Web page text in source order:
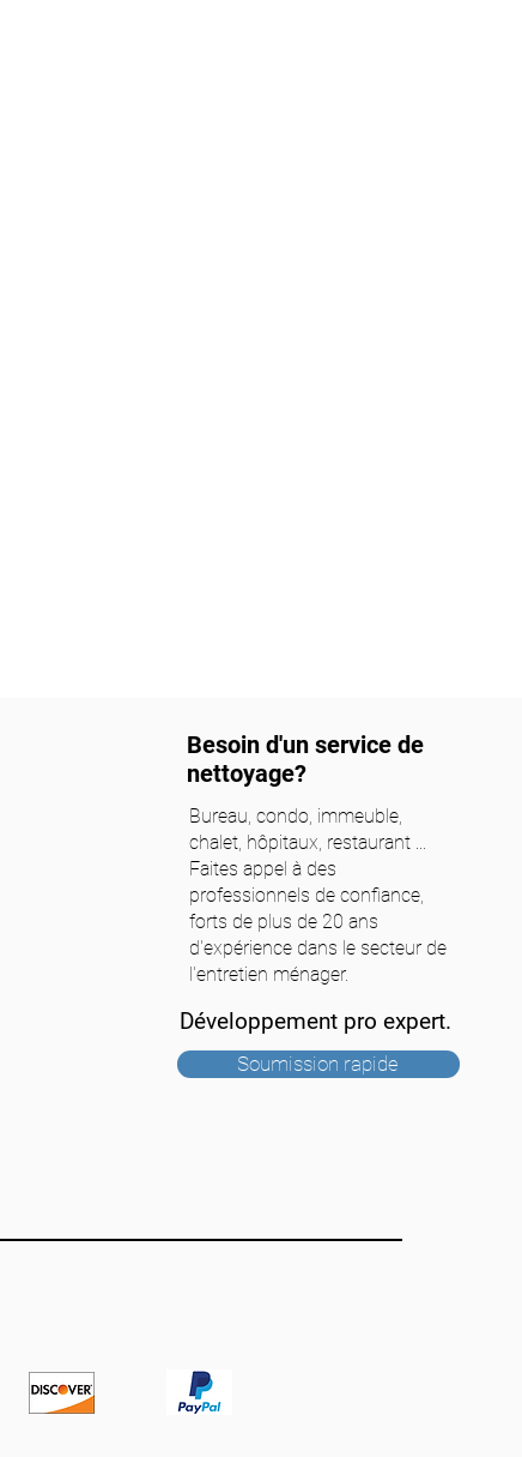
Besoin d'un service de
nettoyage?
Bureau, condo, immeuble,
chalet, hôpitaux, restaurant ...
Faites appel à des
professionnels de confiance,
forts de plus de 20 ans
d'expérience dans le secteur de
l'entretien ménager.
Développement pro expert.
Soumission rapide